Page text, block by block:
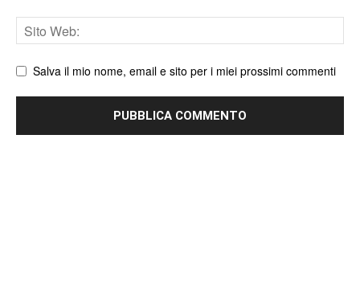
Sito
web
Salva il mio nome, email e sito per i miei prossimi commenti